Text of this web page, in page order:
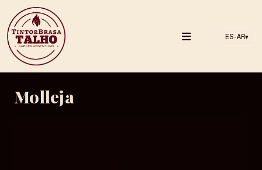
ES-AR▾
Molleja